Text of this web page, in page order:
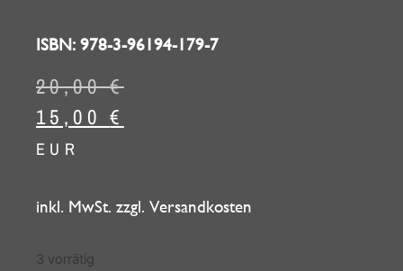
ISBN: 978-3-96194-179-7
20,00€
15,00€
EUR
inkl. MwSt. zzgl. Versandkosten
3 vorrätig